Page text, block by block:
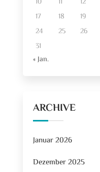
17
18 19
24
25 26
31
« Jan.
ARCHIVE
Januar 2026
Dezember 2025